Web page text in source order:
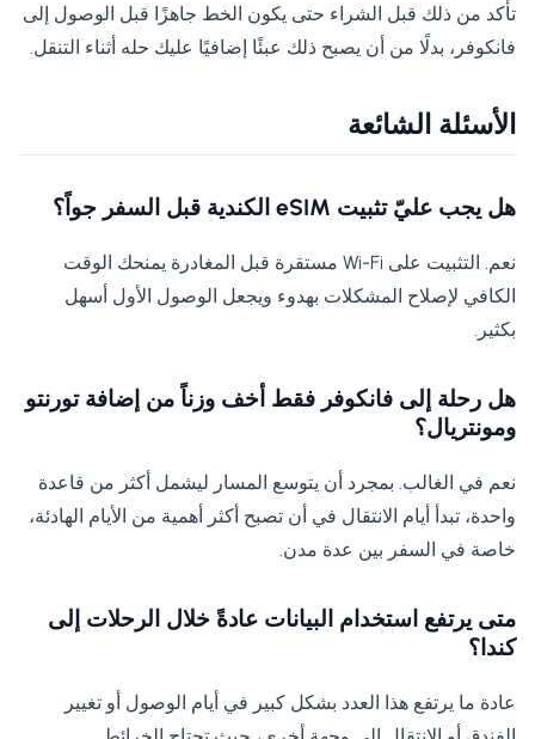
تأكد من ذلك قبل الشراء حتى يكون الخط جاهزًا قبل الوصول إلى
فانكوفر، بدلًا من أن يصبح ذلك عبئًا إضافيًا عليك حله أثناء التنقل.
الأسئلة الشائعة
هل يجب عليّ تثبيت eSIM الكندية قبل السفر جواً؟
نعم. التثبيت على Wi-Fi مستقرة قبل المغادرة يمنحك الوقت
الكافي لإصلاح المشكلات بهدوء ويجعل الوصول الأول أسهل
بكثير.
هل رحلة إلى فانكوفر فقط أخف وزناً من إضافة تورنتو
ومونتريال؟
نعم في الغالب. بمجرد أن يتوسع المسار ليشمل أكثر من قاعدة
واحدة، تبدأ أيام الانتقال في أن تصبح أكثر أهمية من الأيام الهادئة،
خاصة في السفر بين عدة مدن.
متى يرتفع استخدام البيانات عادةً خلال الرحلات إلى
كندا؟
عادة ما يرتفع هذا العدد بشكل كبير في أيام الوصول أو تغيير